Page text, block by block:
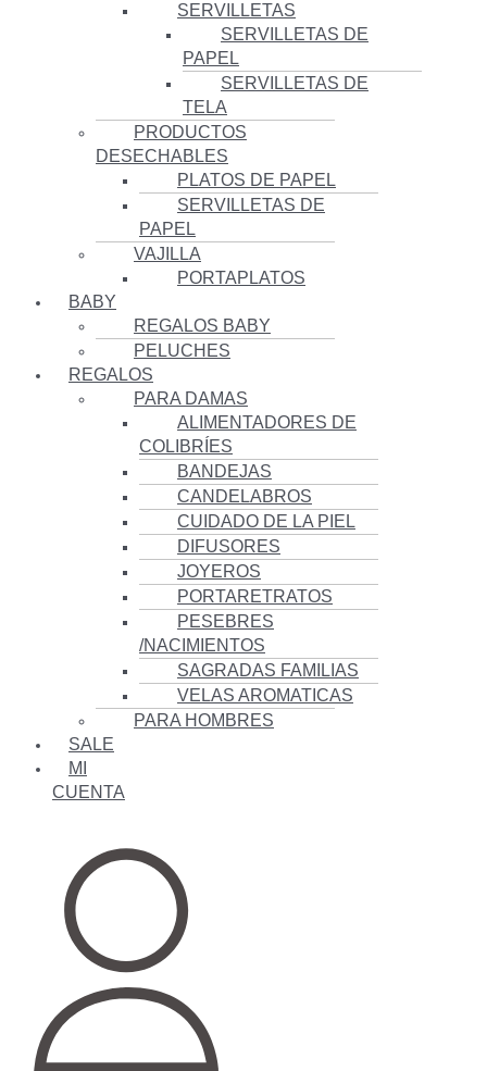
SERVILLETAS
SERVILLETAS DE
PAPEL
SERVILLETAS DE
TELA
PRODUCTOS
DESECHABLES
PLATOS DE PAPEL
SERVILLETAS DE
PAPEL
VAJILLA
PORTAPLATOS
BABY
REGALOS BABY
PELUCHES
REGALOS
PARA DAMAS
ALIMENTADORES DE
COLIBRÍES
BANDEJAS
CANDELABROS
CUIDADO DE LA PIEL
DIFUSORES
JOYEROS
PORTARETRATOS
PESEBRES
/NACIMIENTOS
SAGRADAS FAMILIAS
VELAS AROMATICAS
PARA HOMBRES
SALE
MI
CUENTA